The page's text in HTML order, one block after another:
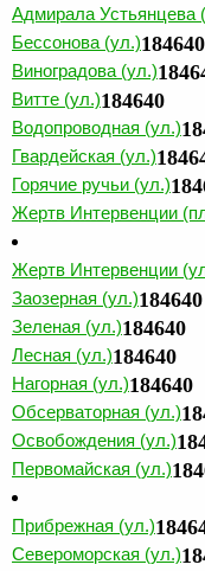
Адмирала Устьянцева
Бессонова (ул.)184640
Виноградова (ул.)
Витте (ул.)184640
Водопроводная (ул.)
Гвардейская (ул.)
Горячие ручьи (ул.)
Жертв Интервенции
Жертв Интервенции
Заозерная (ул.)184640
Зеленая (ул.)184640
Лесная (ул.)184640
Нагорная (ул.)184640
Обсерваторная (ул.)
Освобождения (ул.)
Первомайская (ул.)
Прибрежная (ул.)
Североморская (ул.)